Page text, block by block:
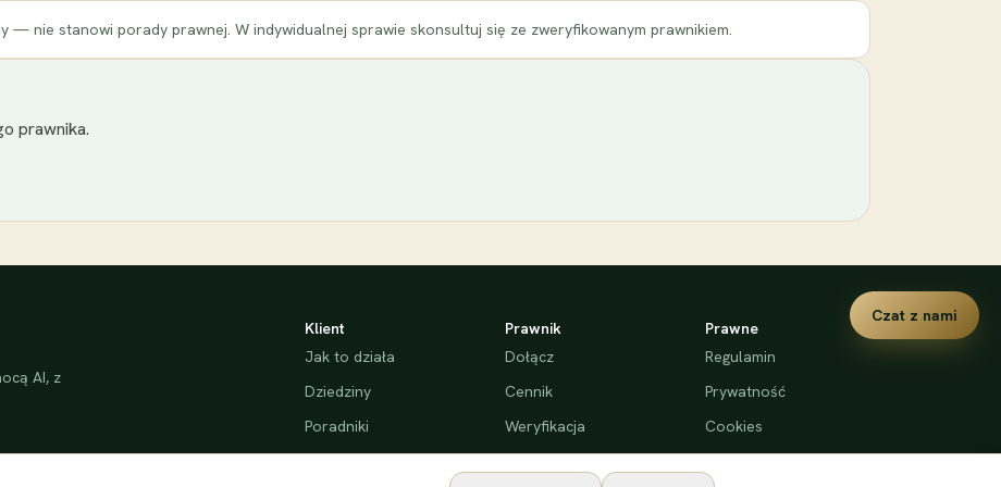
— nie stanowi porady prawnej. W indywidualnej sprawie skonsultuj się ze zweryfikowanym prawnikiem.
prawnika.
AI, z
Klient
Jak to działa
Dziedziny
Poradniki
Bezpieczeństwo
Prawnik
Dołącz
Cennik
Weryfikacja
Prawne
Regulamin
Prywatność
Cookies
Deklaracja dostępności
Czat z nami